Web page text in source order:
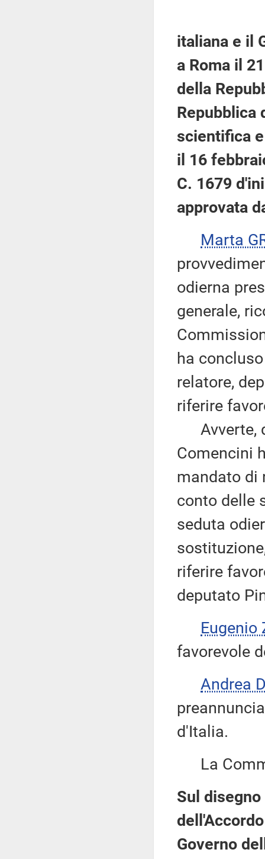
italiana e il
a Roma il
della
Repubblica
scientifica
il 16
C. 1679
approvata
Marta
odierna
generale,
ha
relatore,
riferire
Avverte,
Comencini
mandato di
conto delle
seduta
riferire
deputato
Eugenio
favorevole
Andrea
d'Italia.
La
Sul
Governo